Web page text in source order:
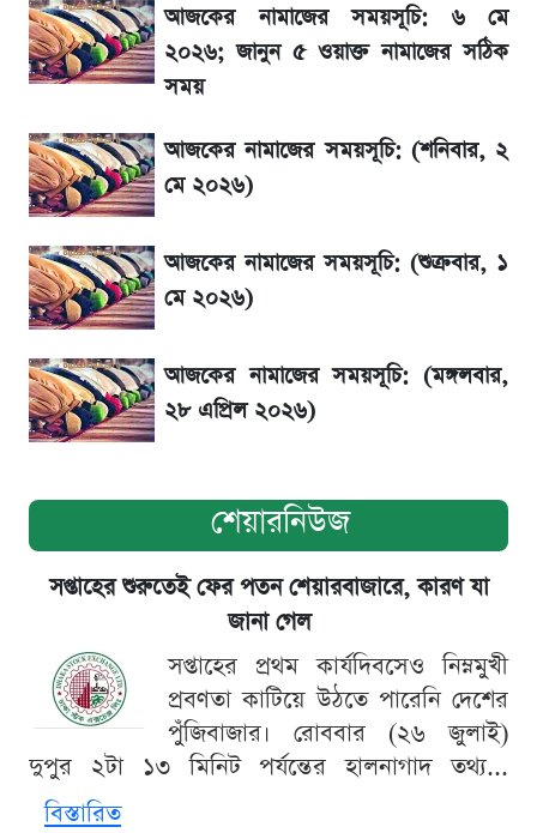
রবির বড় সাফল্য! আয় কম বাড়লেও রেকর্ড মুনাফা ও
গ্রাহক বৃদ্ধি
শেয়ার বিজকে লিগ্যাল নোটিশ পাঠাল রবি, শুরু নতুন
বিতর্ক
নিয়ম
আজকের নামাজের সময়সূচি: ৬ মে
২০২৬; জানুন ৫ ওয়াক্ত নামাজের সঠিক
সময়
আজকের নামাজের সময়সূচি: (শনিবার, ২
মে ২০২৬)
আজকের নামাজের সময়সূচি: (শুক্রবার, ১
মে ২০২৬)
আজকের নামাজের সময়সূচি: (মঙ্গলবার,
২৮ এপ্রিল ২০২৬)
শেয়ারনিউজ
সপ্তাহের শুরুতেই ফের পতন শেয়ারবাজারে, কারণ যা
জানা গেল
সপ্তাহের প্রথম কার্যদিবসেও নিম্নমুখী
প্রবণতা কাটিয়ে উঠতে পারেনি দেশের
পুঁজিবাজার। রোববার (২৬ জুলাই)
দুপুর ২টা ১৩ মিনিট পর্যন্তের হালনাগাদ তথ্য...
বিস্তারিত